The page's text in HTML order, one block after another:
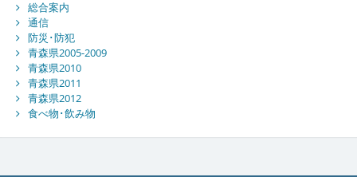
総合案内
通信
防災･防犯
青森県2005-2009
青森県2010
青森県2011
青森県2012
食べ物･飲み物